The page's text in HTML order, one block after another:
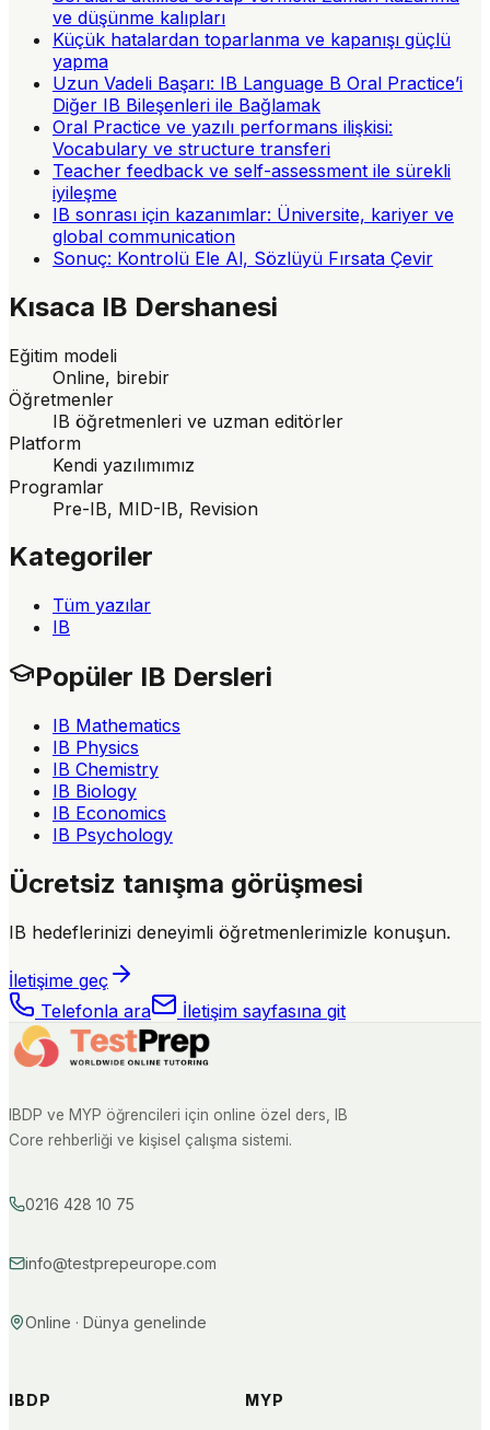
ve düşünme kalıpları
Küçük hatalardan toparlanma ve kapanışı güçlü
yapma
Uzun Vadeli Başarı: IB Language B Oral Practice’i
Diğer IB Bileşenleri ile Bağlamak
Oral Practice ve yazılı performans ilişkisi:
Vocabulary ve structure transferi
Teacher feedback ve self-assessment ile sürekli
iyileşme
IB sonrası için kazanımlar: Üniversite, kariyer ve
global communication
Sonuç: Kontrolü Ele Al, Sözlüyü Fırsata Çevir
Kısaca IB Dershanesi
Eğitim modeli
Online, birebir
Öğretmenler
IB öğretmenleri ve uzman editörler
Platform
Kendi yazılımımız
Programlar
Pre-IB, MID-IB, Revision
Kategoriler
Tüm yazılar
IB
Popüler IB Dersleri
IB Mathematics
IB Physics
IB Chemistry
IB Biology
IB Economics
IB Psychology
Ücretsiz tanışma görüşmesi
IB hedeflerinizi deneyimli öğretmenlerimizle konuşun.
İletişime geç
Telefonla ara
İletişim sayfasına git
IBDP ve MYP öğrencileri için online özel ders, IB
Core rehberliği ve kişisel çalışma sistemi.
0216 428 10 75
info@testprepeurope.com
Online · Dünya genelinde
IBDP MYP